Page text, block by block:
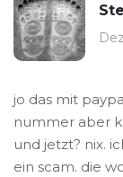
jo das mit
nummer aber
und jetzt? nix.
ein scam. die